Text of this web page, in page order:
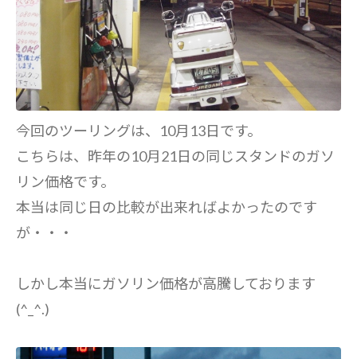
今回のツーリングは、10月13日です。
こちらは、昨年の10月21日の同じスタンドのガソ
リン価格です。
本当は同じ日の比較が出来ればよかったのです
が・・・
しかし本当にガソリン価格が高騰しております
(^_^.)